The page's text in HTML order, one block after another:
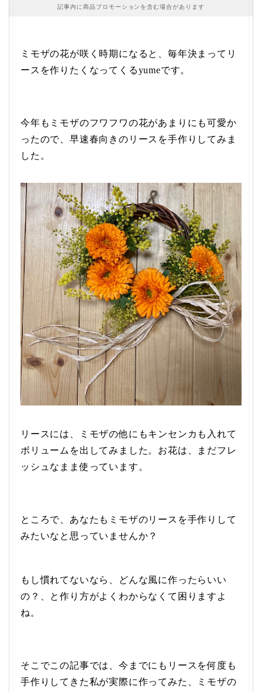
記事内に商品プロモーションを含む場合があります
ミモザの花が咲く時期になると、毎年決まってリ
ースを作りたくなってくるyumeです。
今年もミモザのフワフワの花があまりにも可愛か
ったので、早速春向きのリースを手作りしてみま
した。
リースには、ミモザの他にもキンセンカも入れて
ボリュームを出してみました。お花は、まだフレ
ッシュなまま使っています。
ところで、あなたもミモザのリースを手作りして
みたいなと思っていませんか？
もし慣れてないなら、どんな風に作ったらいい
の？、と作り方がよくわからなくて困りますよ
ね。
そこでこの記事では、今までにもリースを何度も
手作りしてきた私が実際に作ってみた、ミモザの